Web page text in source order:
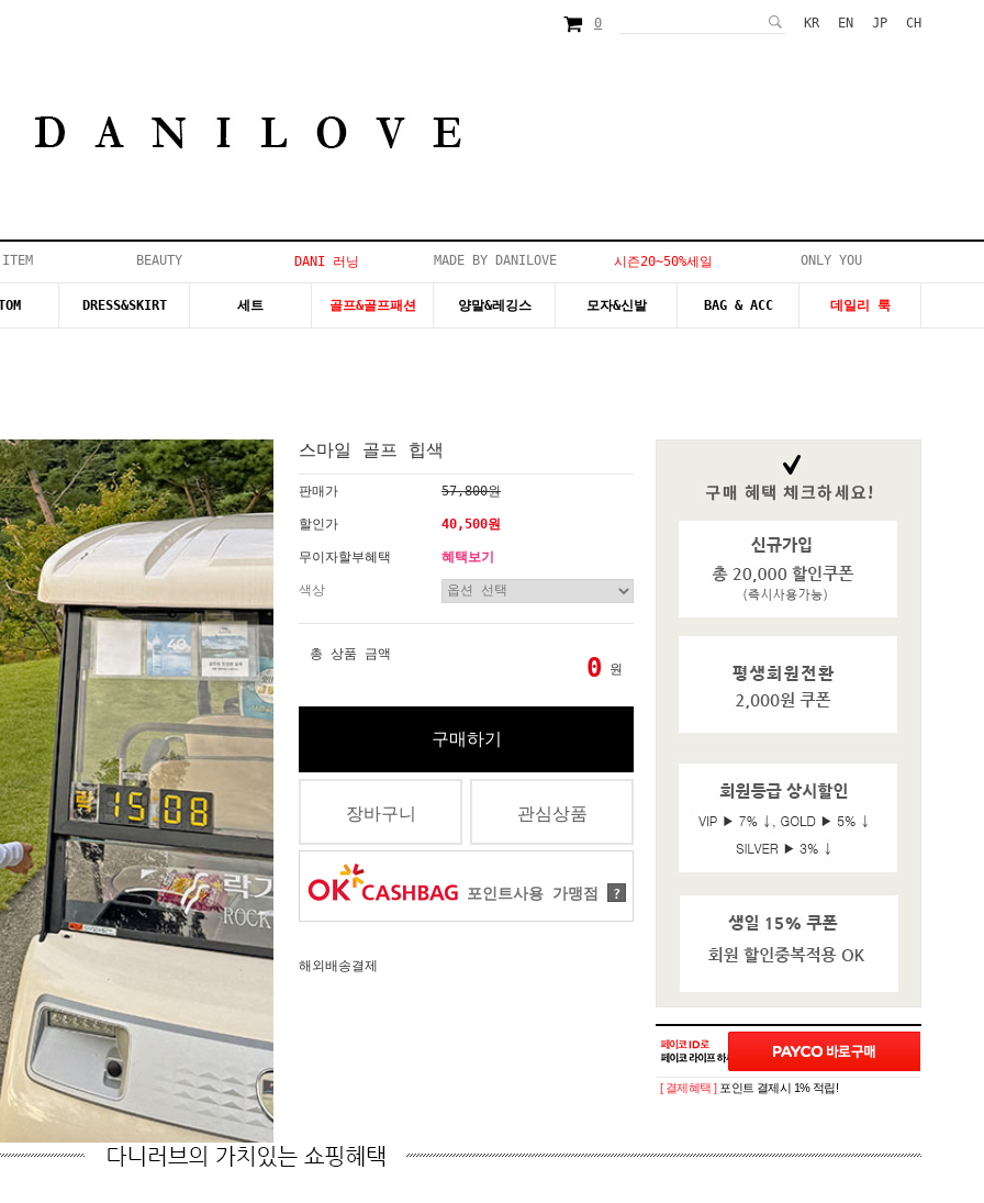
0 KR EN JP CH
BEAUTY DANI 러닝 MADE BY DANILOVE 시즌20~50%세일 ONLY YOU
DRESS&SKIRT 세트 골프&골프패션 양말&레깅스 모자&신발 BAG & ACC 데일리 룩
스마일 골프 힙색
판매가 57,800원
할인가 40,500원
무이자할부혜택 혜택보기
색상
총 상품 금액 0 원
구매하기
장바구니 관심상품
포인트사용 가맹점 ?
해외배송결제
[ 결제혜택 ] 포인트 결제시 1% 적립!